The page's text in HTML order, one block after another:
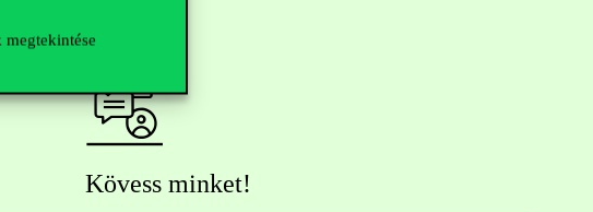
megtekintése
Kövess minket!